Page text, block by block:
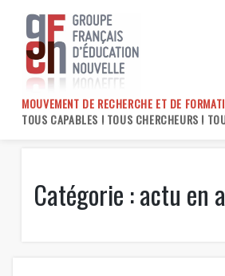
content
MOUVEMENT DE RECHERCHE ET DE
TOUS CAPABLES ! TOUS CHERCHEURS !
Catégorie :actu en